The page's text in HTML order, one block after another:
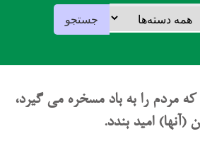
مردم را به باد مسخره می گیرد،
(آنها) امید بندد.